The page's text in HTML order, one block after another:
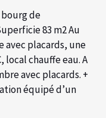
bourg de
83 m2 Au
avec placards, une
local chauffe eau. A
avec placards. +
équipé d’un